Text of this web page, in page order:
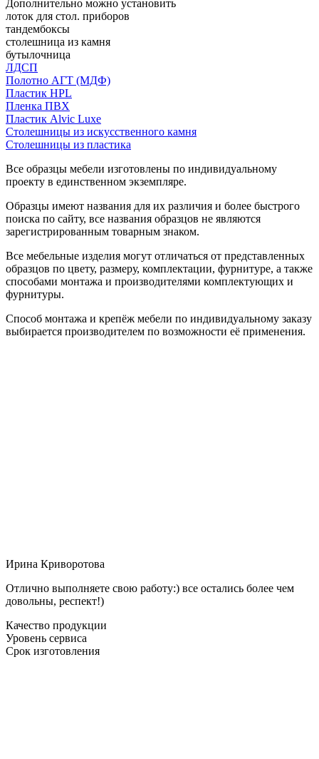
Дополнительно можно установить
лоток для стол. приборов
тандембоксы
столешница из камня
бутылочница
ЛДСП
Полотно АГТ (МДФ)
Пластик HPL
Пленка ПВХ
Пластик Alvic Luxe
Столешницы из искусственного камня
Столешницы из пластика
Все образцы мебели изготовлены по индивидуальному
проекту в единственном экземпляре.
Образцы имеют названия для их различия и более быстрого
поиска по сайту, все названия образцов не являются
зарегистрированным товарным знаком.
Все мебельные изделия могут отличаться от представленных
образцов по цвету, размеру, комплектации, фурнитуре, а также
способами монтажа и производителями комплектующих и
фурнитуры.
Способ монтажа и крепёж мебели по индивидуальному заказу
выбирается производителем по возможности её применения.
Ирина Криворотова
Отлично выполняете свою работу:) все остались более чем
довольны, респект!)
Качество продукции
Уровень сервиса
Срок изготовления